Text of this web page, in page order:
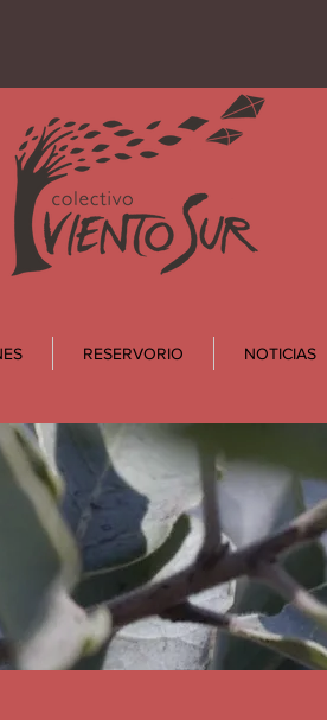
RESERVORIO NOTICIAS